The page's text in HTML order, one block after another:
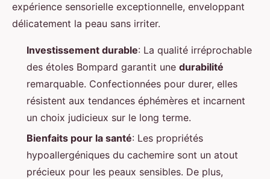
expérience sensorielle exceptionnelle, enveloppant
délicatement la peau sans irriter.
Investissement durable: La qualité irréprochable
des étoles Bompard garantit une durabilité
remarquable. Confectionnées pour durer, elles
résistent aux tendances éphémères et incarnent
un choix judicieux sur le long terme.
Bienfaits pour la santé: Les propriétés
hypoallergéniques du cachemire sont un atout
précieux pour les peaux sensibles. De plus,